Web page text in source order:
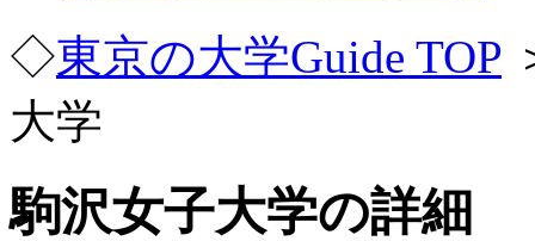
◇東京の大学Guide TOP
大学
駒沢女子大学の詳細